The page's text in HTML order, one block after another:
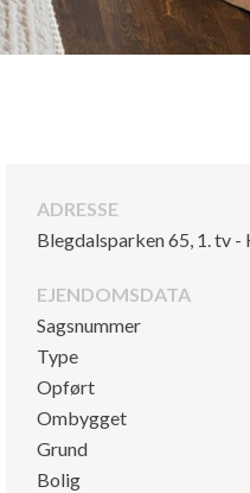
ADRESSE
Blegdalsparken 65, 1. tv
EJENDOMSDATA
Sagsnummer
Type
Opført
Ombygget
Grund
Bolig